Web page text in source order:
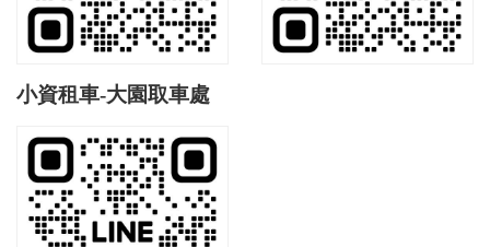
小資租車-大園取車處